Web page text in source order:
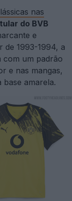
nas
do BVB
e
de 1993-1994, a
com um padrão
e nas mangas,
amarela.